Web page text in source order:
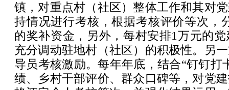
镇，对重点村（社区）整体工作和其对
持情况进行考核，根据考核评价等次，
的奖补资金，另外，每村安排1万元的
充分调动驻地村（社区）的积极性。另
导员考核激励。每年年底，结合“钉钉打
绩、乡村干部评价、群众口碑等，对党